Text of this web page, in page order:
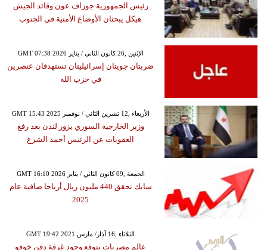
رئيس الجمهورية جوزاف عون وقائد الجيش
هيكل يبحثان الأوضاع الأمنية في الجنوب
GMT 07:38 2026 الإثنين ,26 كانون الثاني / يناير
ضربتان جويتان إسرائيليتان تستهدفان عنصرين
في حزب الله
GMT 15:43 2025 الأربعاء ,12 تشرين الثاني / نوفمبر
وزير الخارجية السوري يزور لندن بعد رفع
العقوبات عن الرئيس أحمد الشرع
GMT 16:10 2026 الجمعة ,09 كانون الثاني / يناير
سابك تحقق 440 مليون ريال أرباحا صافية عام
2025
GMT 19:42 2021 الثلاثاء ,16 آذار/ مارس
عالم مصريات يتوقع وجود غرفة دفن خوفو